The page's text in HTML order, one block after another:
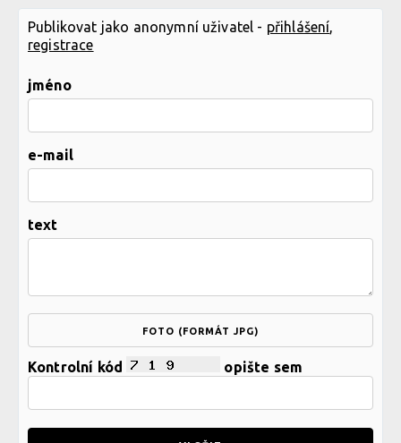
Publikovat jako anonymní uživatel - přihlášení
registrace
jméno
e-mail
text
FOTO (FORMÁT JPG)
Kontrolní kód opište sem